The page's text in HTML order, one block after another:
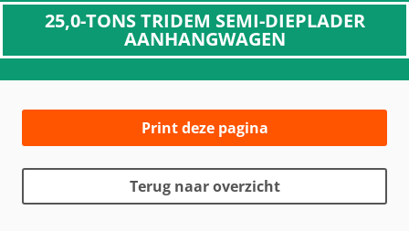
25,0-TONS TRIDEM SEMI-DIEPLADER
AANHANGWAGEN
Print deze pagina
Terug naar overzicht